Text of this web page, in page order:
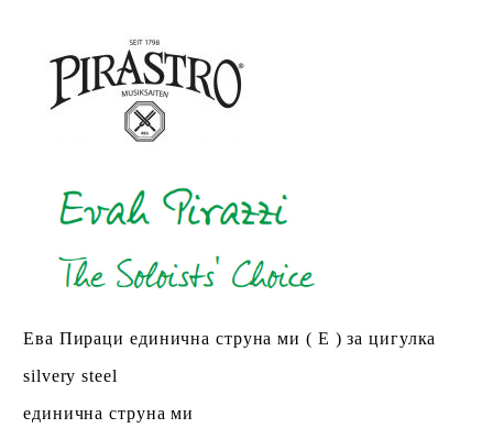
Ева Пираци единична струна ми ( Е ) за цигулка
silvery steel
единична струна ми